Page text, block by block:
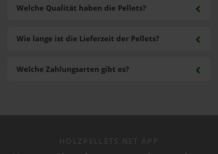
Welche Zahlungsarten gibt es?
Welche Qualität haben die Pellets?
Wie lange ist die Lieferzeit der Pellets?
HOLZPELLETS.NET APP